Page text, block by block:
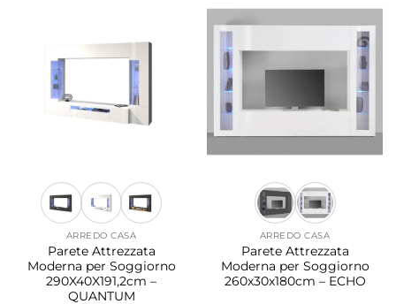
ARREDO CASA
Parete Attrezzata
Moderna per Soggiorno
290X40X191,2cm –
QUANTUM
ARREDO CASA
Parete Attrezzata
Moderna per Soggiorno
260x30x180cm – ECHO